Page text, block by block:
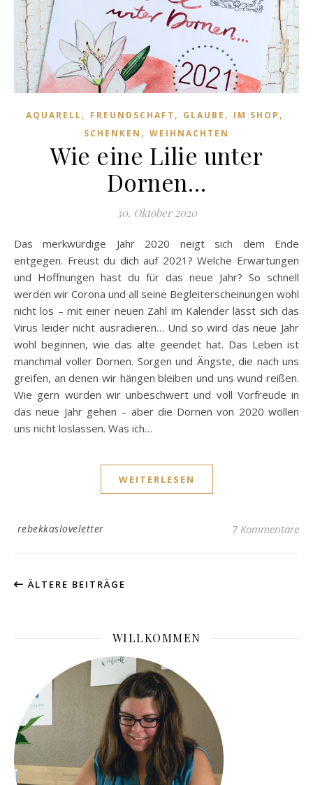
AQUARELL, FREUNDSCHAFT , GLAUBE , IM SHOP ,
SCHENKEN , WEIHNACHTEN
Wie eine Lilie unter
Dornen…
30. Oktober 2020
Das merkwürdige Jahr 2020 neigt sich dem Ende
entgegen. Freust du dich auf 2021? Welche Erwartungen
und Hoffnungen hast du für das neue Jahr? So schnell
werden wir Corona und all seine Begleiterscheinungen wohl
nicht los – mit einer neuen Zahl im Kalender lässt sich das
Virus leider nicht ausradieren… Und so wird das neue Jahr
wohl beginnen, wie das alte geendet hat. Das Leben ist
manchmal voller Dornen. Sorgen und Ängste, die nach uns
greifen, an denen wir hängen bleiben und uns wund reißen.
Wie gern würden wir unbeschwert und voll Vorfreude in
das neue Jahr gehen – aber die Dornen von 2020 wollen
uns nicht loslassen. Was ich…
WEITERLESEN
rebekkasloveletter 7 Kommentare
ÄLTERE BEITRÄGE
WILLKOMMEN